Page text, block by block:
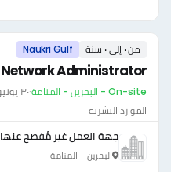
من ٠ إلى ٠ سنة Naukri Gulf
Network Administrator
On-site - البحرين - المنامة ·٣٠ يونيو ٢٠٢٦
الموارد البشرية
جهة العمل غير مُفصح عنها
البحرين - المنامة